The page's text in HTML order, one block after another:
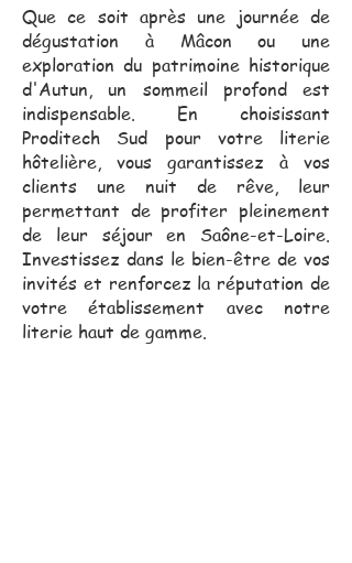
Que ce soit après une journée de
dégustation à Mâcon ou une
exploration du patrimoine historique
d'Autun, un sommeil profond est
indispensable. En choisissant
Proditech Sud pour votre literie
hôtelière, vous garantissez à vos
clients une nuit de rêve, leur
permettant de profiter pleinement
de leur séjour en Saône-et-Loire.
Investissez dans le bien-être de vos
invités et renforcez la réputation de
votre établissement avec notre
literie haut de gamme.